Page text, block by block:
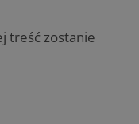
treść zostanie